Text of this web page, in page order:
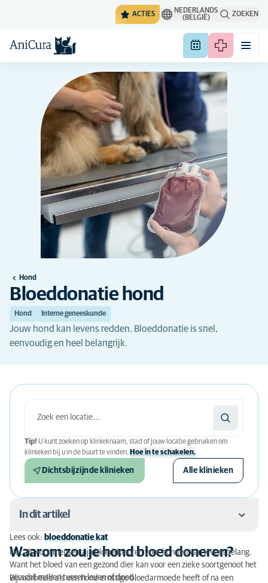
ACTIES
NEDERLANDS
(BELGIË)
ZOEKEN
Hond
Bloeddonatie hond
Hond Interne geneeskunde
Jouw hond kan levens redden. Bloeddonatie is snel,
eenvoudig en heel belangrijk.
Tip! U kunt zoeken op klinieknaam, stad of jouw locatie gebruiken om
klinieken bij u in de buurt te vinden. Hoe in te schakelen.
Dichtsbijzijnde klinieken Alle klinieken
In dit artikel
Waarom zou je hond bloed doneren?
Wanneer kan jouw hond bloed doneren?
Lees ook: bloeddonatie kat
Waarom zou je hond bloed doneren?
Net als voor mensen zijn bloeddonoren voor honden van levensbelang.
Want het bloed van een gezond dier kan voor een zieke soortgenoot het
verschil maken tussen leven of dood.
Bijvoorbeeld als een hond ernstige bloedarmoede heeft of na een